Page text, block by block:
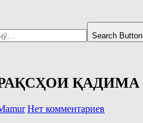
Search Button
ҚАДИМА
Нет комментариев